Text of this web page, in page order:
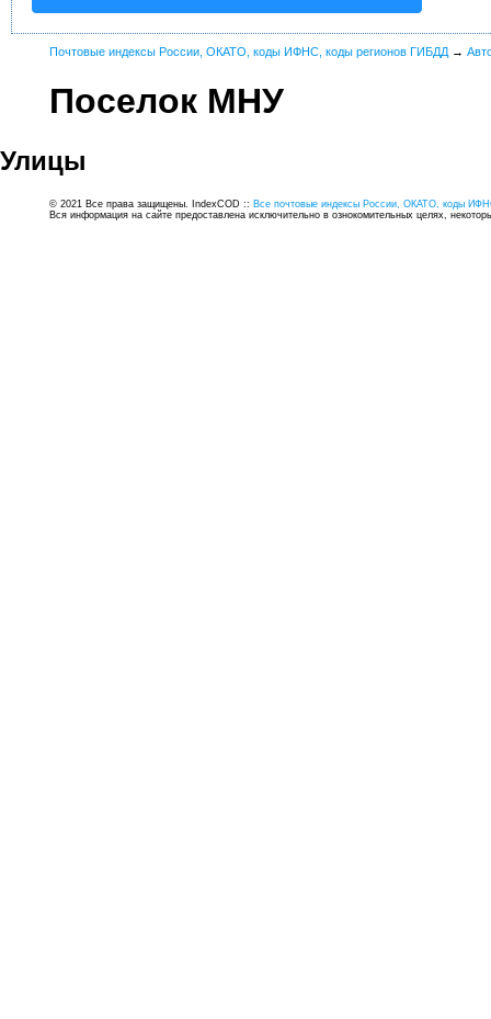
Почтовые индексы России, ОКАТО, коды ИФНС, коды регионов ГИБДД →
Поселок МНУ
Улицы
© 2021 Все права защищены. IndexCOD :: Все почтовые индексы России, ОКАТО, коды
Вся информация на сайте предоставлена исключительно в ознокомительных целях,